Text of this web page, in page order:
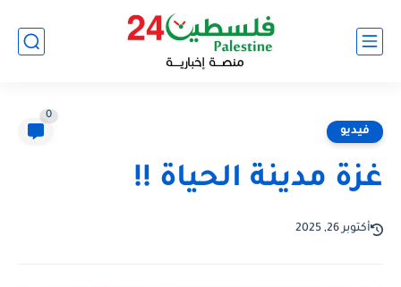
فيديو
0
غزة مدينة الحياة !!
أكتوبر 26, 2025